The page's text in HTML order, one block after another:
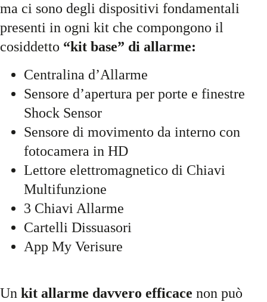
ma ci sono degli dispositivi fondamentali
presenti in ogni kit che compongono il
cosiddetto “kit base” di allarme:
Centralina d’Allarme
Sensore d’apertura per porte e finestre
Shock Sensor
Sensore di movimento da interno con
fotocamera in HD
Lettore elettromagnetico di Chiavi
Multifunzione
3 Chiavi Allarme
Cartelli Dissuasori
App My Verisure
Un kit allarme davvero efficace non può